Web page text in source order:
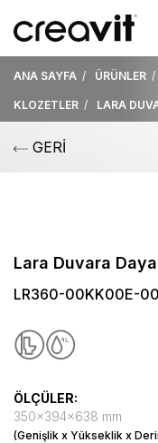
ANA SAYFA ÜRÜNLER
KLOZETLER LARA
GERİ
Lara Duvara
LR360-00KK00E-
ÖLÇÜLER:
350x394x638 mm
(Genişlik x Yükseklik x